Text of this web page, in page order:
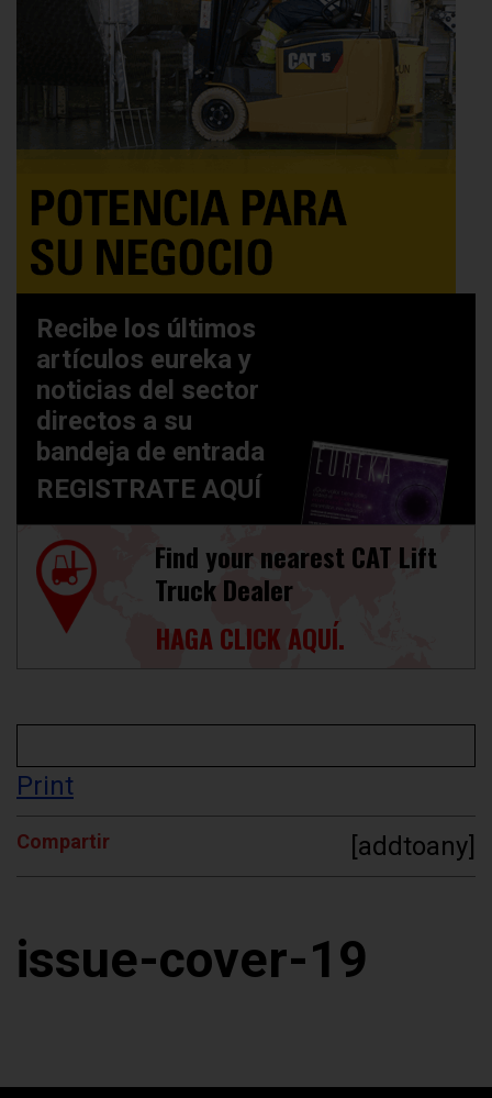
Recibe los últimos
artículos eureka y
noticias del sector
directos a su
bandeja de entrada
REGISTRATE AQUÍ
Find your nearest CAT Lift
Truck Dealer
HAGA CLICK AQUÍ.
Print
Compartir [addtoany]
issue-cover-19